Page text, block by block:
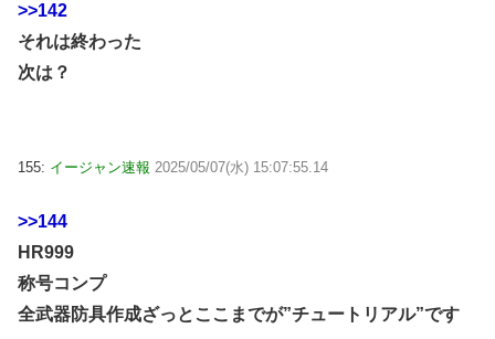
>>142
それは終わった
次は？
155: イージャン速報 2025/05/07(水) 15:07:55.14
>>144
HR999
称号コンプ
全武器防具作成ざっとここまでが”チュートリアル”です